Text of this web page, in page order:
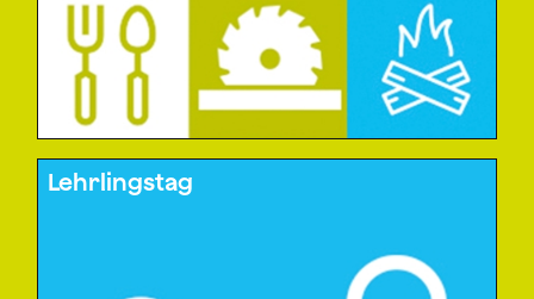
Lehrlingstag